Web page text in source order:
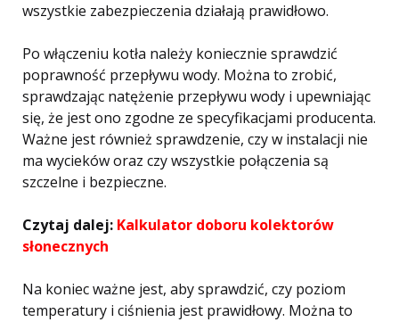
wszystkie zabezpieczenia działają prawidłowo.
Po włączeniu kotła należy koniecznie sprawdzić
poprawność przepływu wody. Można to zrobić,
sprawdzając natężenie przepływu wody i upewniając
się, że jest ono zgodne ze specyfikacjami producenta.
Ważne jest również sprawdzenie, czy w instalacji nie
ma wycieków oraz czy wszystkie połączenia są
szczelne i bezpieczne.
Czytaj dalej: Kalkulator doboru kolektorów
słonecznych
Na koniec ważne jest, aby sprawdzić, czy poziom
temperatury i ciśnienia jest prawidłowy. Można to